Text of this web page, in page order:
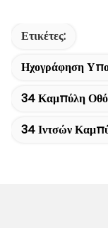
Ετικέτες:
Ηχογράφηση
34 Καμπύλη
34 Ιντσών